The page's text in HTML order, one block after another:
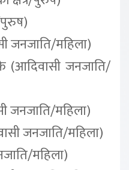
जनजाति/महिला)
(आदिवासी जनजाति/
जनजाति/महिला)
जनजाति/महिला)
महिला)